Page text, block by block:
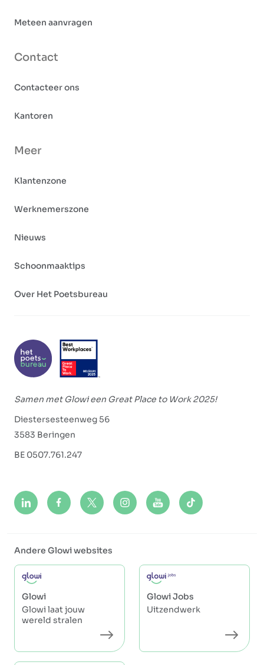
Samen met Glowi een Great Place to Work 2025!
Diestersesteenweg 56
3583 Beringen
BE 0507.761.247
Meteen aanvragen
Contact
Contacteer ons
Kantoren
Meer
Klantenzone
Werknemerszone
Nieuws
Schoonmaaktips
Over Het Poetsbureau
Andere Glowi websites
Glowi
Glowi laat jouw
wereld stralen
Glowi Jobs
Uitzendwerk